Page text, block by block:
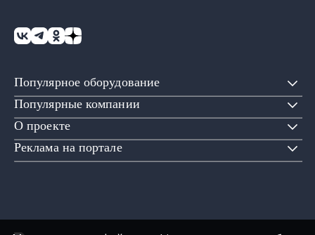
Популярное оборудование
Популярные компании
О проекте
Реклама на портале